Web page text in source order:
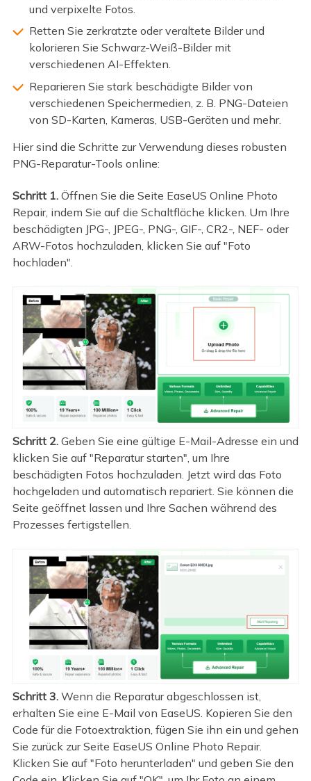
und verpixelte Fotos.
Retten Sie zerkratzte oder veraltete Bilder und
kolorieren Sie Schwarz-Weiß-Bilder mit
verschiedenen AI-Effekten.
Reparieren Sie stark beschädigte Bilder von
verschiedenen Speichermedien, z. B. PNG-Dateien
von SD-Karten, Kameras, USB-Geräten und mehr.
Hier sind die Schritte zur Verwendung dieses robusten
PNG-Reparatur-Tools online:
Schritt 1. Öffnen Sie die Seite EaseUS Online Photo
Repair, indem Sie auf die Schaltfläche klicken. Um Ihre
beschädigten JPG-, JPEG-, PNG-, GIF-, CR2-, NEF- oder
ARW-Fotos hochzuladen, klicken Sie auf "Foto
hochladen".
Schritt 2.Geben Sie eine gültige E-Mail-Adresse ein und
klicken Sie auf "Reparatur starten", um Ihre
beschädigten Fotos hochzuladen. Jetzt wird das Foto
hochgeladen und automatisch repariert. Sie können die
Seite geöffnet lassen und Ihre Sachen während des
Prozesses fertigstellen.
Schritt 3.Wenn die Reparatur abgeschlossen ist,
erhalten Sie eine E-Mail von EaseUS. Kopieren Sie den
Code für die Fotoextraktion, fügen Sie ihn ein und gehen
Sie zurück zur Seite EaseUS Online Photo Repair.
Klicken Sie auf "Foto herunterladen" und geben Sie den